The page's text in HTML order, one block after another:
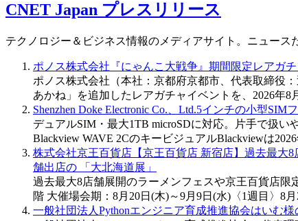
CNET Japan プレスリリース
テクノロジー＆ビジネス情報のメディアサイト。ニュース
ポノス株式会社『にゃんこ大戦争』期間限定レアガ
ポノス株式会社（本社：京都府京都市、代表取締役
あかね」を追加したレアガチャイベントを、2026年
Shenzhen Doke Electronic Co.、Ltd.5インチの小型
デュアルSIM・最大1TB microSDに対応。片手で扱い
Blackview WAVE 2CのキービジュアルBlackviewは
株式会社京王百貨店【京王百貨店 新宿店】過去最
舗出店の 「大北海道展」
過去最大8店舗展開のラーメンフェスや京王百貨店
階 大催場会期：8月20日(木)～9月9日(水)〈1週目〉
一般社団法人Pythonエンジニア育成推進協会はいむ